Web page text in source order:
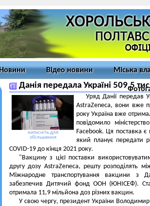
Новини Відео новини Міська
Данія передала Україні 509,5
натисніть для
збільшення
Уряд Данії передав
AstraZeneca, вони вже
року Україна вже
повідомило
Facebook. Ця поставка є
який планує передати
COVID-19 до кінця 2021 року.
"Вакцину з цієї поставки
другу дозу AstraZeneca, решту розподілять
Міжнародне транспортування вакцини з
забезпечив Дитячий фонд ООН (ЮНІСЕФ).
отримала 11,9 мільйона доз різних вакцин.
У свою чергу, президент України